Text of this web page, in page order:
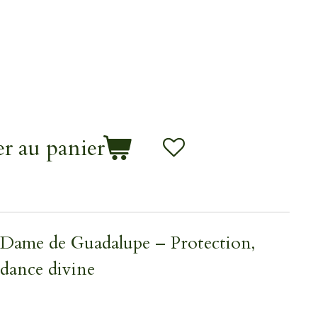
au panier
de Guadalupe – Protection,
divine